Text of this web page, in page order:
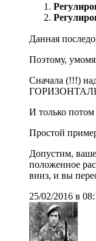
Данная
Поэтому,
Сначала (!!!)
И только потом
Простой
Допустим,
положенное
вниз, и вы
25/02/2016 в